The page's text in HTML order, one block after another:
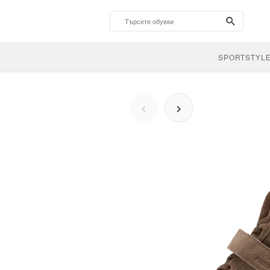
search-
btn
SPORTSTYLE